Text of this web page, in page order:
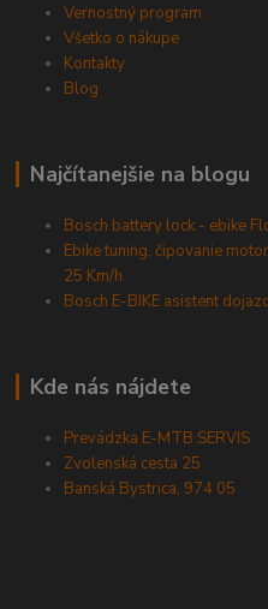
Vernostný program
Všetko o nákupe
Kontakty
Blog
Najčítanejšie na blogu
Bosch battery lock - ebike
Ebike tuning, čipovanie
25 Km/h
Bosch E-BIKE asistent
Kde nás nájdete
Prevádzka E-MTB SERVIS
Zvolenská cesta 25
Banská Bystrica, 974 05